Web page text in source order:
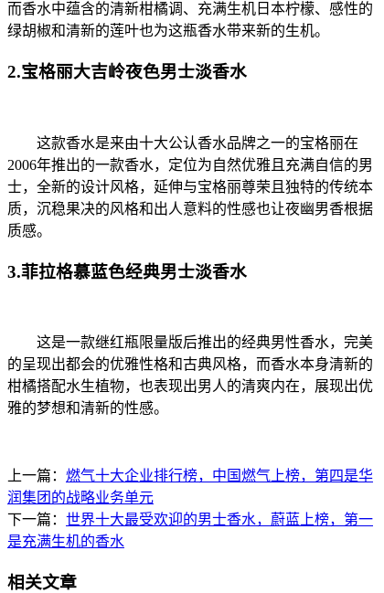
而香水中蕴含的清新柑橘调、充满生机日本柠檬、感性的
绿胡椒和清新的莲叶也为这瓶香水带来新的生机。
2.宝格丽大吉岭夜色男士淡香水
这款香水是来由十大公认香水品牌之一的宝格丽在
2006年推出的一款香水，定位为自然优雅且充满自信的男
士，全新的设计风格，延伸与宝格丽尊荣且独特的传统本
质，沉稳果决的风格和出人意料的性感也让夜幽男香根据
质感。
3.菲拉格慕蓝色经典男士淡香水
这是一款继红瓶限量版后推出的经典男性香水，完美
的呈现出都会的优雅性格和古典风格，而香水本身清新的
柑橘搭配水生植物，也表现出男人的清爽内在，展现出优
雅的梦想和清新的性感。
上一篇： 燃气十大企业排行榜，中国燃气上榜，第四是华
润集团的战略业务单元
下一篇： 世界十大最受欢迎的男士香水，蔚蓝上榜，第一
是充满生机的香水
相关文章